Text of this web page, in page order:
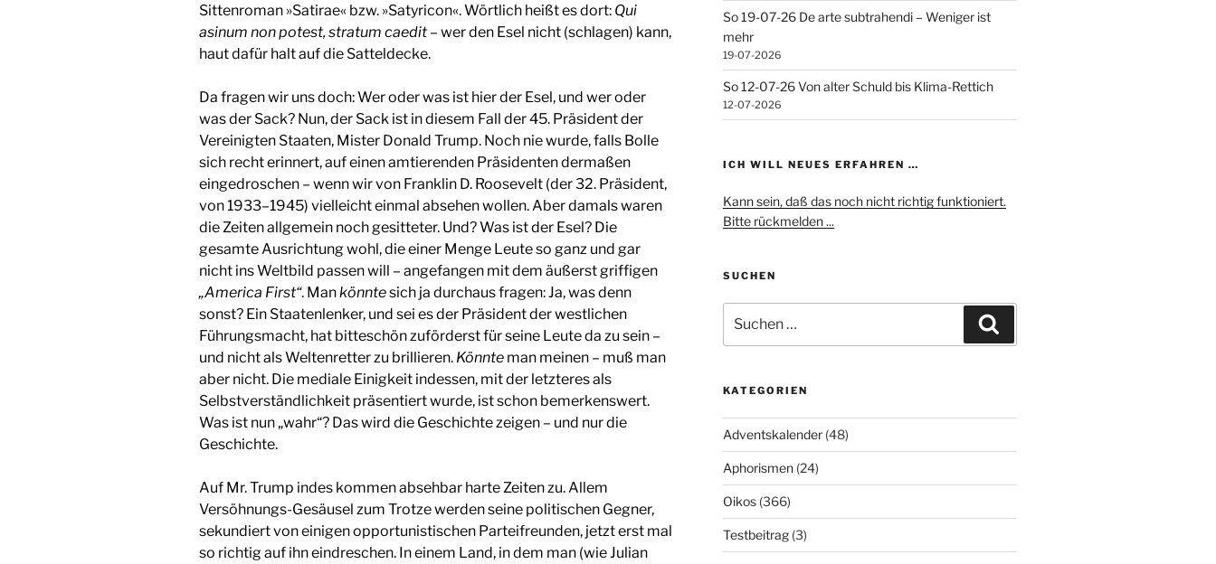
Sittenroman »Satirae« bzw. »Satyricon«. Wörtlich heißt es dort: Qui
asinum non potest, stratum caedit– wer den Esel nicht (schlagen) kann,
haut dafür halt auf die Satteldecke.
Da fragen wir uns doch: Wer oder was ist hier der Esel, und wer oder
was der Sack? Nun, der Sack ist in diesem Fall der 45. Präsident der
Vereinigten Staaten, Mister Donald Trump. Noch nie wurde, falls Bolle
sich recht erinnert, auf einen amtierenden Präsidenten dermaßen
eingedroschen – wenn wir von Franklin D. Roosevelt (der 32. Präsident,
von 1933–1945) vielleicht einmal absehen wollen. Aber damals waren
die Zeiten allgemein noch gesitteter. Und? Was ist der Esel? Die
gesamte Ausrichtung wohl, die einer Menge Leute so ganz und gar
nicht ins Weltbild passen will – angefangen mit dem äußerst griffigen
„America First“. Mankönntesich ja durchaus fragen: Ja, was denn
sonst? Ein Staatenlenker, und sei es der Präsident der westlichen
Führungsmacht, hat bitteschön zuförderst für seine Leute da zu sein –
und nicht als Weltenretter zu brillieren. Könnte man meinen – muß man
aber nicht. Die mediale Einigkeit indessen, mit der letzteres als
Selbstverständlichkeit präsentiert wurde, ist schon bemerkenswert.
Was ist nun „wahr“? Das wird die Geschichte zeigen – und nur die
Geschichte.
Auf Mr. Trump indes kommen absehbar harte Zeiten zu. Allem
Versöhnungs-Gesäusel zum Trotze werden seine politischen Gegner,
sekundiert von einigen opportunistischen Parteifreunden, jetzt erst mal
so richtig auf ihn eindreschen. In einem Land, in dem man (wie Julian
So 19-07-26 De arte subtrahendi – Weniger ist
mehr
19-07-2026
So 12-07-26 Von alter Schuld bis Klima-Rettich
12-07-2026
ICH WILL NEUES ERFAHREN …
Kann sein, daß das noch nicht richtig funktioniert.
Bitte rückmelden ...
SUCHEN
nach:
KATEGORIEN
Adventskalender(48)
Aphorismen(24)
Oikos(366)
Testbeitrag(3)